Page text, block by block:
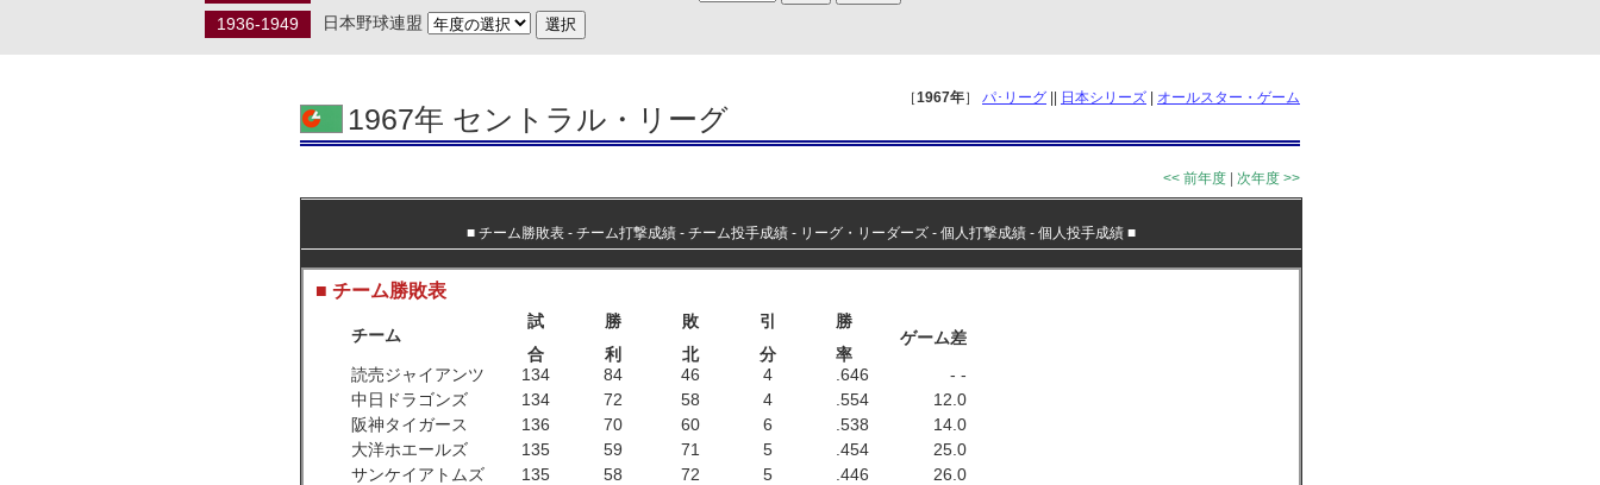
1936-1949
日本野球連盟
［1967年］ パ･リーグ 日本シリーズ オールスター・ゲーム
1967年 セントラル・リーグ
<< 前年度 次年度 >>
■ チーム勝敗表 ‐ チーム打撃成績 ‐ チーム投手成績 ‐ リーグ・リーダーズ ‐ 個人打撃成績 ‐ 個人投手成績 ■
■ チーム勝敗表
チーム
試
合
勝
利
敗
北
引
分
勝
率
ゲーム差
読売ジャイアンツ
134 84 46 4 .646
- -
中日ドラゴンズ
134 72 58 4 .554
12.0
阪神タイガース
136 70 60 6 .538
14.0
大洋ホエールズ
135 59 71 5 .454
25.0
サンケイアトムズ
135 58 72 5 .446
26.0